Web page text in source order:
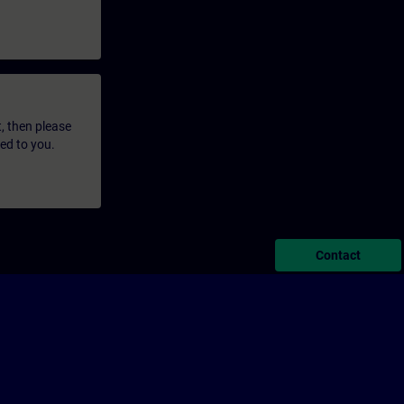
then please
to you.
Contact